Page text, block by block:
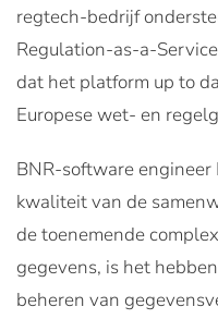
regtech-bedrijf
Regulation-as-a-
dat het platform up to
Europese wet- en
BNR-software engineer
kwaliteit van de
de toenemende
gegevens, is het
beheren van